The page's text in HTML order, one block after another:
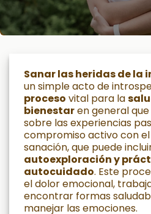
Sanar las heridas de la
un simple acto de
proceso vital para la
bienestaren general
sobre las experiencias
compromiso activo con
sanación, que puede
autoexploración y
autocuidado. Este
el dolor emocional,
encontrar formas
manejar las emociones.